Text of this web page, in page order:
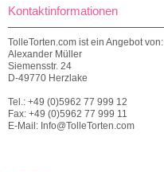
Kontaktinformationen
TolleTorten.com ist ein Angebot von:
Alexander Müller
Siemensstr. 24
D-49770 Herzlake
Tel.: +49 (0)5962 77 999 12
Fax: +49 (0)5962 77 999 11
E-Mail: Info@TolleTorten.com